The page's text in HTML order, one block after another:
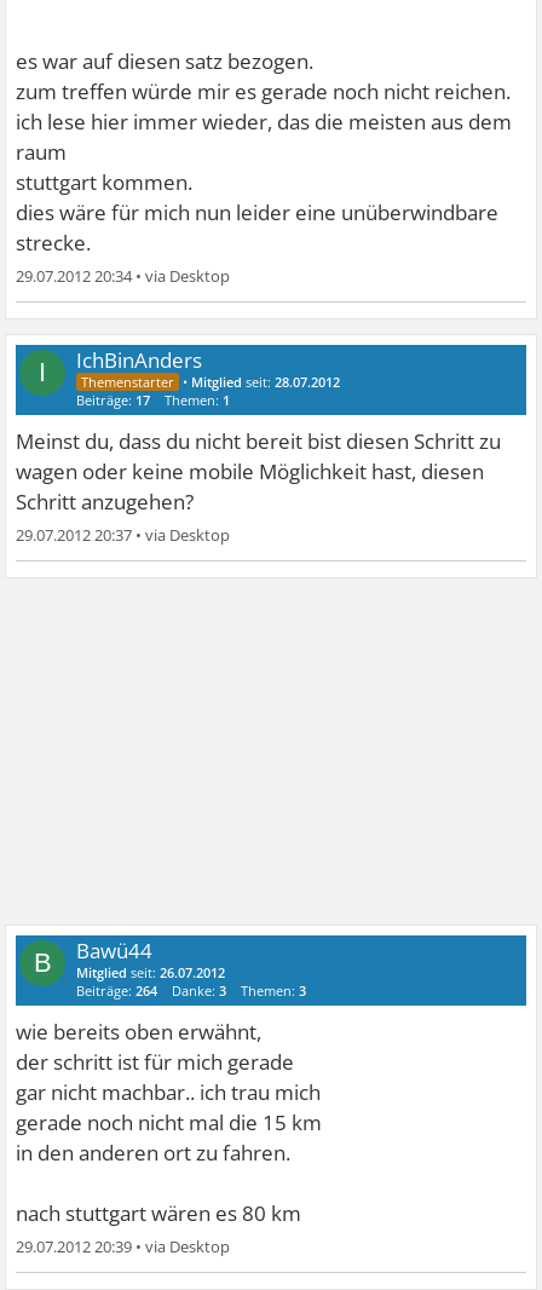
es war auf diesen satz bezogen.
zum treffen würde mir es gerade noch nicht reichen.
ich lese hier immer wieder, das die meisten aus dem
raum
stuttgart kommen.
dies wäre für mich nun leider eine unüberwindbare
strecke.
29.07.2012 20:34•
I IchBinAnders
• Mitglied seit:28.07.2012
Beiträge: 17 Themen: 1
Meinst du, dass du nicht bereit bist diesen Schritt zu
wagen oder keine mobile Möglichkeit hast, diesen
Schritt anzugehen?
29.07.2012 20:37 •
B Bawü44
Mitglied seit:26.07.2012
Beiträge:264 Danke:3 Themen:3
wie bereits oben erwähnt,
der schritt ist für mich gerade
gar nicht machbar.. ich trau mich
gerade noch nicht mal die 15 km
in den anderen ort zu fahren.
nach stuttgart wären es 80 km
29.07.2012 20:39 •